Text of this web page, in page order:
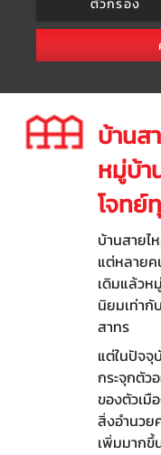
บ้านส
หมู่บ้า
โจทย์
บ้านสายไ
แต่หลายค
เดิมแล้วห
นิยมเท่ากั
สาทร
แต่ในปัจจุ
กระจุกตัว
ของตัวเมื
สิ่งอำนวย
เพิ่มมากขึ้